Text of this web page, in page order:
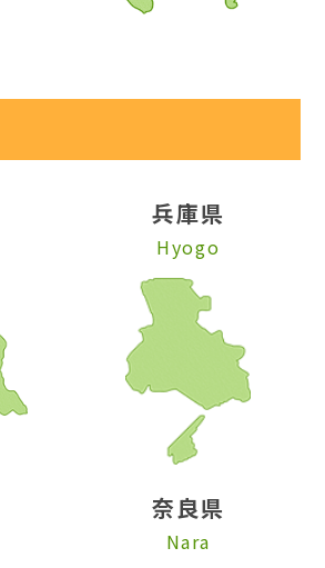
兵庫県
Hyogo
奈良県
Nara